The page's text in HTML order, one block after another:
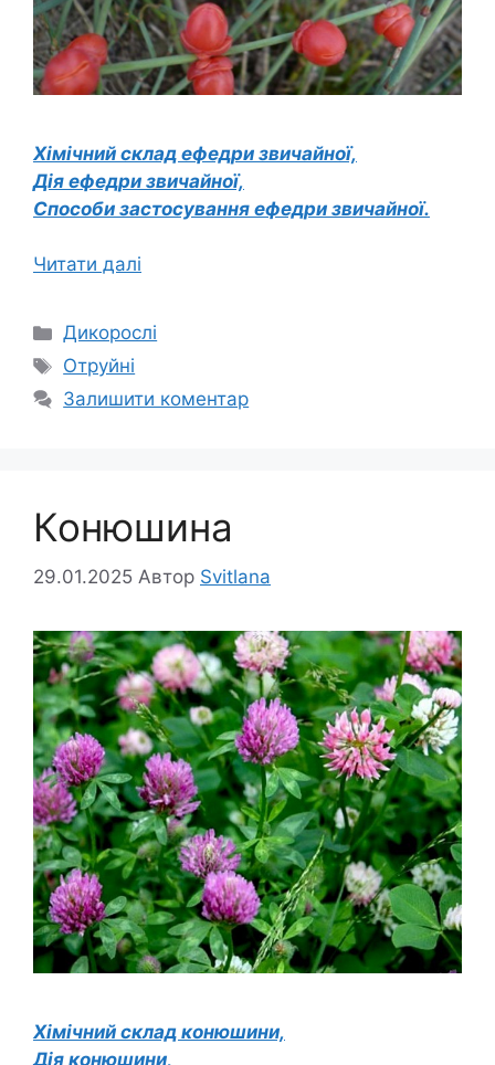
Хімічний склад ефедри звичайної,
Дія ефедри звичайної,
Способи застосування ефедри звичайної.
Читати далі
Категорії
Дикорослі
Позначки
Отруйні
Залишити коментар
Конюшина
29.01.2025 Автор Svitlana
Хімічний склад конюшини,
Дія конюшини,